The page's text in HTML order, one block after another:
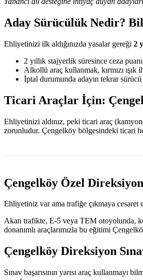
Aday Sürücülük Nedir?
Ehliyetinizi ilk aldığınızda yasalar gereği 2
2 yıllık stajyerlik süresince ceza puanı
Alkollü araç kullanmak, kırmızı ışık
İptal durumunda adayın tekrar
Ticari Araçlar İçin:
Ehliyetinizi aldınız, peki ticari araç
zorunludur. Çengelköy bölgesindeki ticari
Çengelköy Özel
Ehliyetiniz var ama trafiğe çıkmaya cesaret
Akan trafikte, E-5 veya TEM otoyolunda,
donanımlı araçlarımızla bu eğitimi
Çengelköy Direksiyon
Sınav başarısının yarısı araç kullanmayı